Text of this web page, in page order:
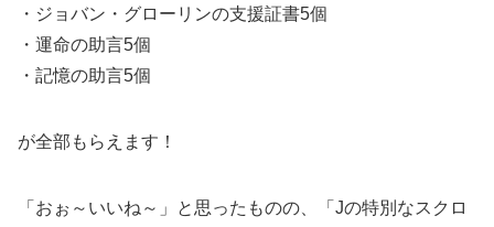
・ジョバン・グローリンの支援証書5個
・運命の助言5個
・記憶の助言5個
が全部もらえます！
「おぉ～いいね～」と思ったものの、「Jの特別なスクロ